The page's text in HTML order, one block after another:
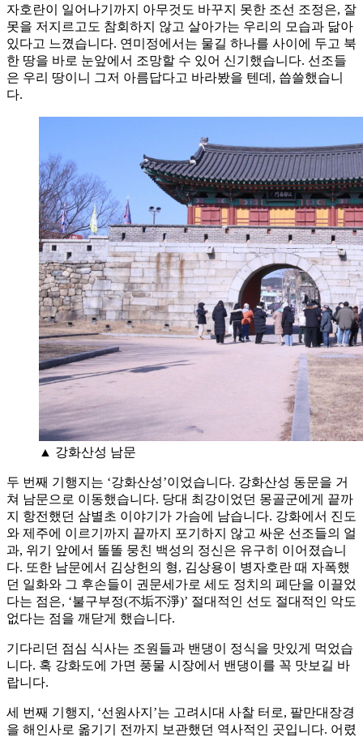
자호란이 일어나기까지 아무것도 바꾸지 못한 조선 조정은, 잘
못을 저지르고도 참회하지 않고 살아가는 우리의 모습과 닮아
있다고 느꼈습니다. 연미정에서는 물길 하나를 사이에 두고 북
한 땅을 바로 눈앞에서 조망할 수 있어 신기했습니다. 선조들
은 우리 땅이니 그저 아름답다고 바라봤을 텐데, 씁쓸했습니
다.
▲ 강화산성 남문
두 번째 기행지는 ‘강화산성’이었습니다. 강화산성 동문을 거
쳐 남문으로 이동했습니다. 당대 최강이었던 몽골군에게 끝까
지 항전했던 삼별초 이야기가 가슴에 남습니다. 강화에서 진도
와 제주에 이르기까지 끝까지 포기하지 않고 싸운 선조들의 얼
과, 위기 앞에서 똘똘 뭉친 백성의 정신은 유구히 이어졌습니
다. 또한 남문에서 김상헌의 형, 김상용이 병자호란 때 자폭했
던 일화와 그 후손들이 권문세가로 세도 정치의 폐단을 이끌었
다는 점은, ‘불구부정(不垢不淨)’ 절대적인 선도 절대적인 악도
없다는 점을 깨닫게 했습니다.
기다리던 점심 식사는 조원들과 밴댕이 정식을 맛있게 먹었습
니다. 혹 강화도에 가면 풍물 시장에서 밴댕이를 꼭 맛보길 바
랍니다.
세 번째 기행지, ‘선원사지’는 고려시대 사찰 터로, 팔만대장경
을 해인사로 옮기기 전까지 보관했던 역사적인 곳입니다. 어렸